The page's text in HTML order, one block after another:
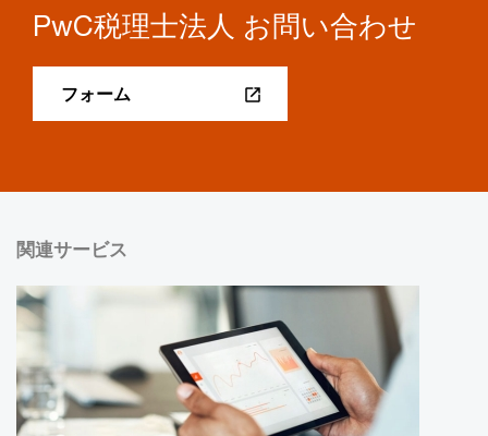
PwC税理士法人 お問い合わせ
フォーム
関連サービス